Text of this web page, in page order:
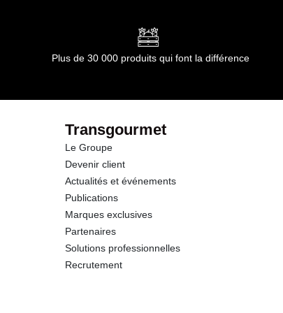
Protéines
Sel
Plus de 30 000 produits qui font la différence
Transgourmet
Le Groupe
Devenir client
Actualités et événements
Publications
Marques exclusives
Partenaires
Solutions professionnelles
Recrutement